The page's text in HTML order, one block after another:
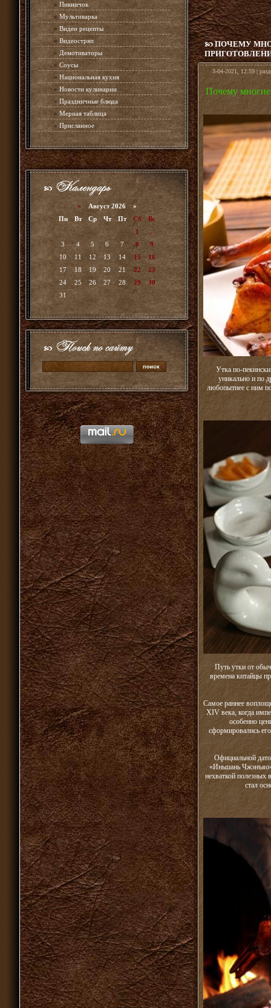
» Пикничок
» Мультиварка
» Видео рецепты
» Видеостряп
» Демотиваторы
» Соусы
» Национальная кухня
» Новости кулинарии
» Праздничные блюда
» Мерная таблица
» Присланное
« Август 2026 »
Пн
Вт Ср Чт Пт Сб
Вс
1
2
3
4 5 6 7 8
9
10
11 12 13 14 15
16
17
18 19 20 21 22
23
24
25 26 27 28 29
30
31
ПОЧЕМУ
3-04-2021, 12:59 |
Почему многие
Утка по-
уникально и по
любопытнее с ним
Путь утки от
времена китайцы
Самое раннее
XIV века, когда
особенно
сформировались
Официальной
«Иньшань
нехваткой полезных
стал